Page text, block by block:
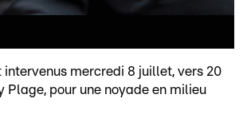
intervenus mercredi 8 juillet, vers 20
Plage, pour une noyade en milieu